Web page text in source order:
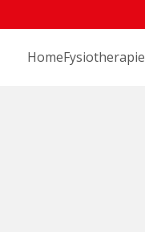
HomeFysiotherapie